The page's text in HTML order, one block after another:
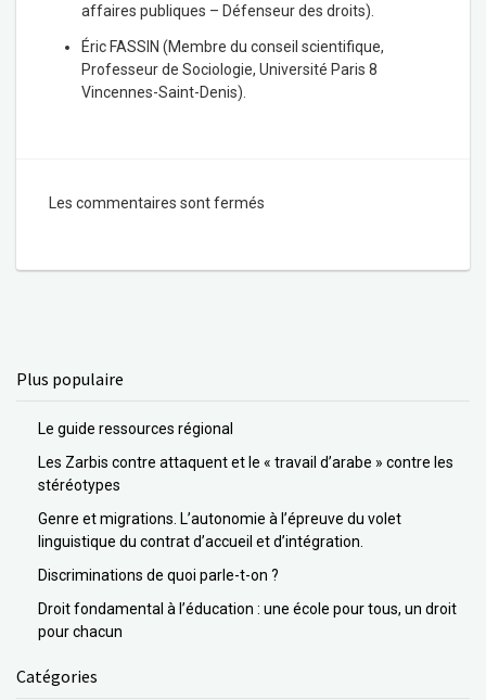
affaires publiques – Défenseur des droits).
Éric FASSIN (Membre du conseil scientifique,
Professeur de Sociologie, Université Paris 8
Vincennes-Saint-Denis).
Les commentaires sont fermés
Plus populaire
Le guide ressources régional
Les Zarbis contre attaquent et le « travail d’arabe » contre les
stéréotypes
Genre et migrations. L’autonomie à l’épreuve du volet
linguistique du contrat d’accueil et d’intégration.
Discriminations de quoi parle-t-on ?
Droit fondamental à l’éducation : une école pour tous, un droit
pour chacun
Catégories